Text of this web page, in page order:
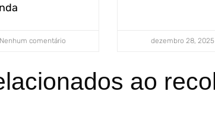
Nenhum comentário dezembro 28, 2025
ao